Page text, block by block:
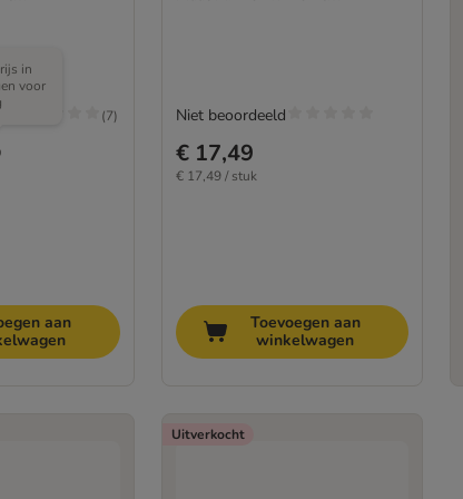
in
voor
(7)
aan
€ 17,49
€ 17,49 / stuk
Niet beoordeeld
Toevoegen aan
winkelwagen
Uitverkocht